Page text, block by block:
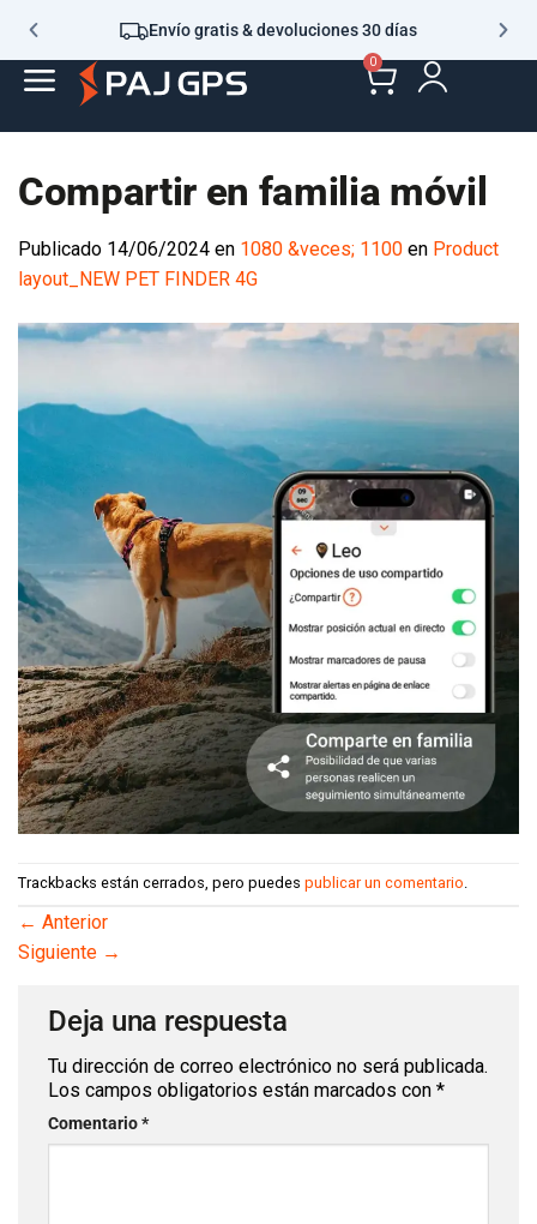
Envío gratis & devoluciones 30 días
0
Compartir en familia móvil
Publicado 14/06/2024 en 1080 &veces; 1100 en Product
layout_NEW PET FINDER 4G
Trackbacks están cerrados, pero puedes publicar un comentario.
← Anterior
Siguiente →
Deja una respuesta
Tu dirección de correo electrónico no será publicada.
Los campos obligatorios están marcados con *
Comentario*